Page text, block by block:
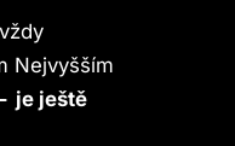
Nejvyšším
je ještě